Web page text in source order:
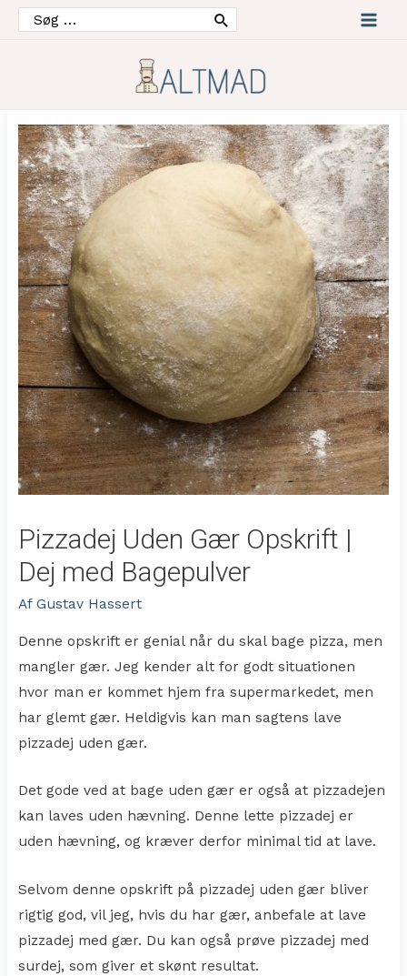
Søg
efter:
Pizzadej Uden Gær Opskrift |
Dej med Bagepulver
AfGustav Hassert
Denne opskrift er genial når du skal bage pizza, men
mangler gær. Jeg kender alt for godt situationen
hvor man er kommet hjem fra supermarkedet, men
har glemt gær. Heldigvis kan man sagtens lave
pizzadej uden gær.
Det gode ved at bage uden gær er også at pizzadejen
kan laves uden hævning. Denne lette pizzadej er
uden hævning, og kræver derfor minimal tid at lave.
Selvom denne opskrift på pizzadej uden gær bliver
rigtig god, vil jeg, hvis du har gær, anbefale at lave
pizzadej med gær. Du kan også prøve pizzadej med
surdej, som giver et skønt resultat.